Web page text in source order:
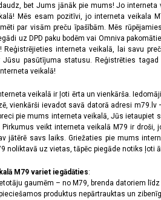
bet Jums jānāk pie mums! Jo
Mēs esam pozitīvi, jo interneta veikala
par visām preču īpašībām. Mēs
uz DPD paku bodēm vai Omniva
Reģistrējieties interneta veikalā, lai savu
Jūsu pasūtījuma statusu. Reģistrēties
veikalā!
veikalā ir ļoti ērta un vienkārša.
vienkārši ievadot savā datorā adresi
pie mums interneta veikalā, Jūs
veikt interneta veikalā M79 ir
jātērē savs laiks. Griežaties pie mums
noliktavā uz vietas, tāpēc piegāde notiks ļoti
M79 variet iegādāties:
gaumēm – no M79, brenda datoriem
produktus nepārtrauktas un